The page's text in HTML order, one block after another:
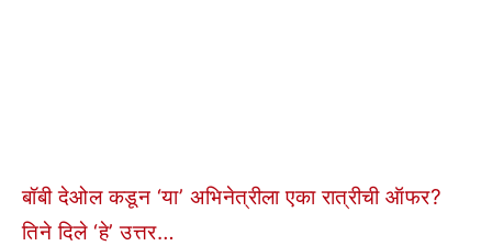
बॉबी देओल कडून ‘या’ अभिनेत्रीला एका रात्रीची ऑफर?
तिने दिले ‘हे’ उत्तर…